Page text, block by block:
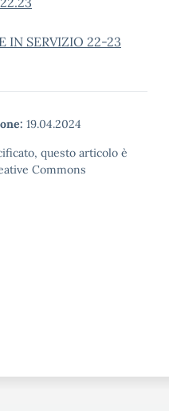
IN SERVIZIO 22-23
19.04.2024
questo articolo è
Commons